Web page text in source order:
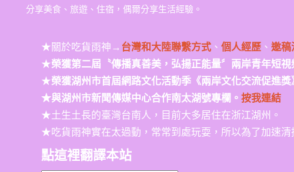
分享美食、旅遊、住宿，偶爾分享生活經驗。
★關於吃貨雨神→台灣和大陸聯繫方式、 個人經歷、 邀稿
★榮獲第二屆〝傳播真善美，弘揚正能量〞兩岸青年短視
★榮獲湖州市首屆網路文化活動季《兩岸文化交流促進獎
★與湖州市新聞傳媒中心合作南太湖號專欄。 按我連結
★土生土長的臺灣台南人，目前大多居住在浙江湖州。
★吃貨雨神實在太過動，常常到處玩耍，所以為了加速
點這裡翻譯本站